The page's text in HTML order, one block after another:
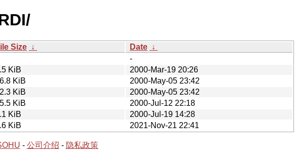
Size ↓ Date ↓
-
KiB
2000-Mar-19 20:26
KiB
2000-May-05 23:42
KiB
2000-May-05 23:42
KiB
2000-Jul-12 22:18
KiB
2000-Jul-19 14:28
KiB 2021-Nov-21 22:41
- 公司介绍 - 隐私政策